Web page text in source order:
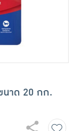
นาด 20 กก.